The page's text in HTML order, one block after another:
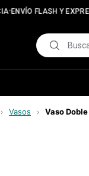
•ENVÍO FLASH Y
› Vasos › Vaso